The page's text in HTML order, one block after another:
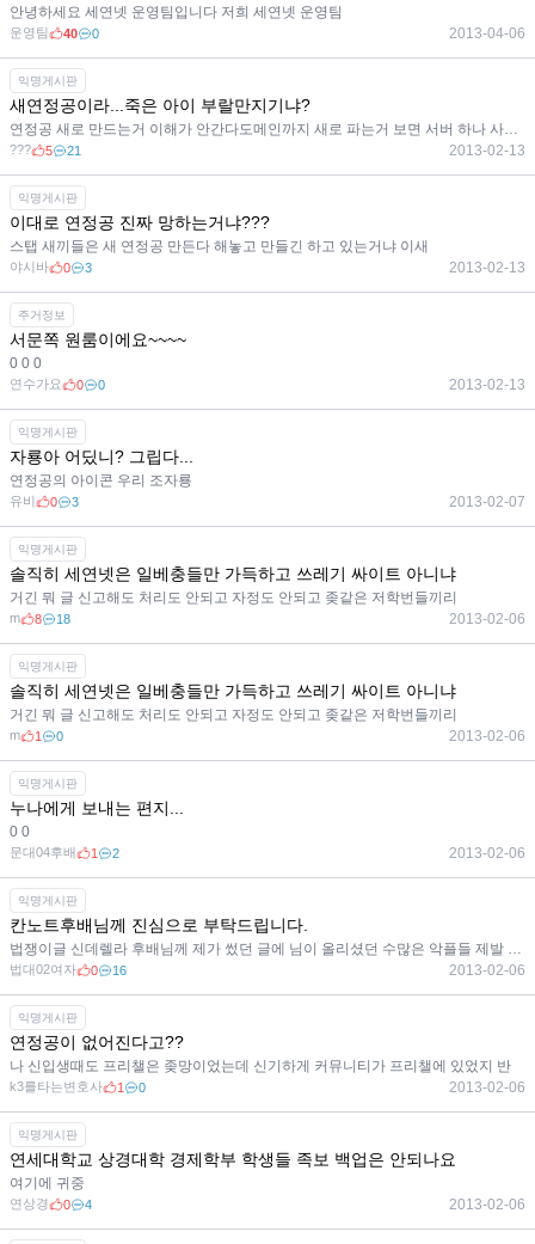
안녕하세요 세연넷 운영팀입니다 저희 세연넷 운영팀
운영팀 40 0 2013-04-06
익명게시판
새연정공이라...죽은 아이 부랄만지기냐?
연정공 새로 만드는거 이해가 안간다도메인까지 새로 파는거 보면 서버 하나 사들여서 작업하는거 같은데
??? 5 21 2013-02-13
익명게시판
이대로 연정공 진짜 망하는거냐???
스탭 새끼들은 새 연정공 만든다 해놓고 만들긴 하고 있는거냐 이새
야시바 0 3 2013-02-13
주거정보
서문쪽 원룸이에요~~~~
0 0 0
연수가요 0 0 2013-02-13
익명게시판
자룡아 어딨니? 그립다...
연정공의 아이콘 우리 조자룡
유비 0 3 2013-02-07
익명게시판
솔직히 세연넷은 일베충들만 가득하고 쓰레기 싸이트 아니냐
거긴 뭐 글 신고해도 처리도 안되고 자정도 안되고 좆같은 저학번들끼리
m 8 18 2013-02-06
익명게시판
솔직히 세연넷은 일베충들만 가득하고 쓰레기 싸이트 아니냐
거긴 뭐 글 신고해도 처리도 안되고 자정도 안되고 좆같은 저학번들끼리
m 1 0 2013-02-06
익명게시판
누나에게 보내는 편지...
0 0
문대04후배 1 2 2013-02-06
익명게시판
칸노트후배님께 진심으로 부탁드립니다.
법쟁이글 신데렐라 후배님께 제가 썼던 글에 님이 올리셨던 수많은 악플들 제발 지워주시면 안될까요 부탁드
법대02여자 0 16 2013-02-06
익명게시판
연정공이 없어진다고??
나 신입생때도 프리챌은 좆망이었는데 신기하게 커뮤니티가 프리챌에 있었지 반
k3를타는변호사 1 0 2013-02-06
익명게시판
연세대학교 상경대학 경제학부 학생들 족보 백업은 안되나요
여기에 귀중
연상경 0 4 2013-02-06